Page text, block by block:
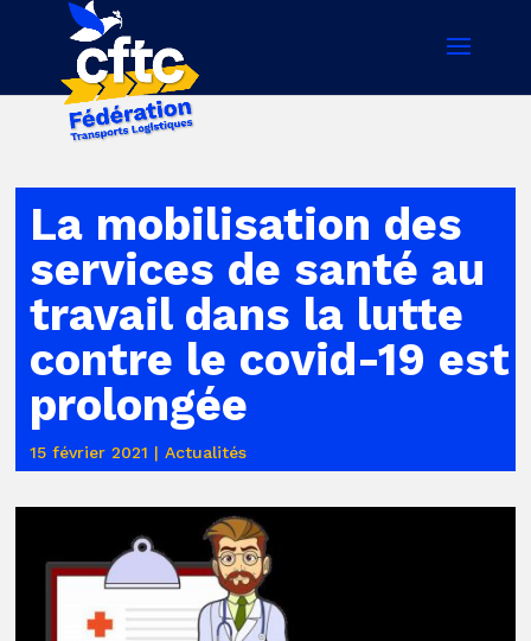
La mobilisation des
services de santé au
travail dans la lutte
contre le covid-19 est
prolongée
15 février 2021 |Actualités